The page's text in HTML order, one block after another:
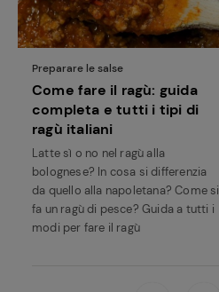
Preparare le salse
Come fare il ragù: guida
completa e tutti i tipi di
ragù italiani
Latte sì o no nel ragù alla
bolognese? In cosa si differenzia
da quello alla napoletana? Come si
fa un ragù di pesce? Guida a tutti i
modi per fare il ragù